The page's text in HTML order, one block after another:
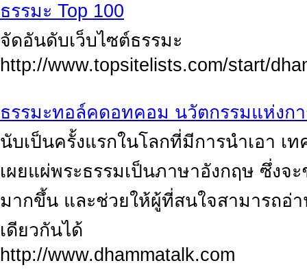
ธรรมะ Top 100
จัดอันดับเว็บไซต์ธรรมะ
http://www.topsitelists.com/start/
ธรรมะทอล์คดอทคอม นวัตกรรมแห่งก
นับเป็นครั้งแรกในโลกที่มีการนำเอา เ
เผยแผ่พระธรรมเป็นภาษาอังกฤษ ซึ่งจ
มากขึ้น และช่วยให้ผู้ที่สนใจสามารถอ่
เดียวกันได้
http://www.dhammatalk.com